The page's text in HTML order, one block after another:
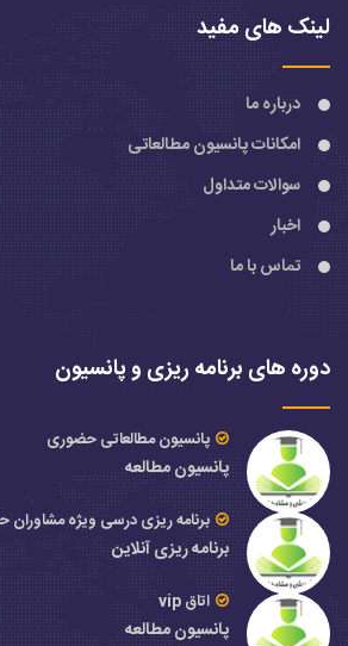
لینک های مفید
درباره ما
امکانات پانسیون مطالعاتی
سوالات متداول
اخبار
تماس با ما
دوره های برنامه ریزی و پانسیون
پانسیون مطالعاتی حضوری
پانسیون مطالعه
برنامه ریزی درسی ویژه
برنامه ریزی آنلاین
اتاق vip
پانسیون مطالعه